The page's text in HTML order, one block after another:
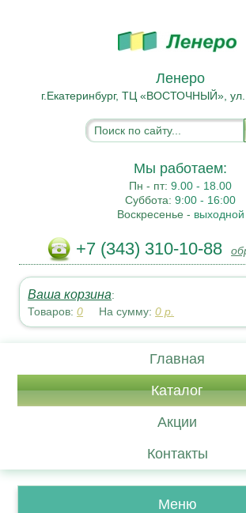
Ленеро
г.Екатеринбург, ТЦ «ВОСТОЧНЫЙ», ул.
Мы работаем:
Пн - пт:9.00 - 18.00
Суббота:9:00 - 16:00
Воскресенье - выходной
+7 (343) 310-10-88
Ваша корзина:
Товаров:0 На сумму:0 р.
Главная
Каталог
Акции
Контакты
Меню